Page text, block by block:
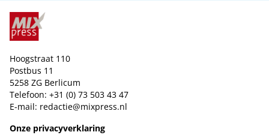
Hoogstraat 110
Postbus 11
5258 ZG Berlicum
Telefoon: +31 (0) 73 503 43 47
E-mail: redactie@mixpress.nl
Onze privacyverklaring